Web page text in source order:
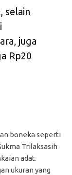
selain
juga
Rp20
boneka seperti
Trilaksasih
adat.
ukuran yang